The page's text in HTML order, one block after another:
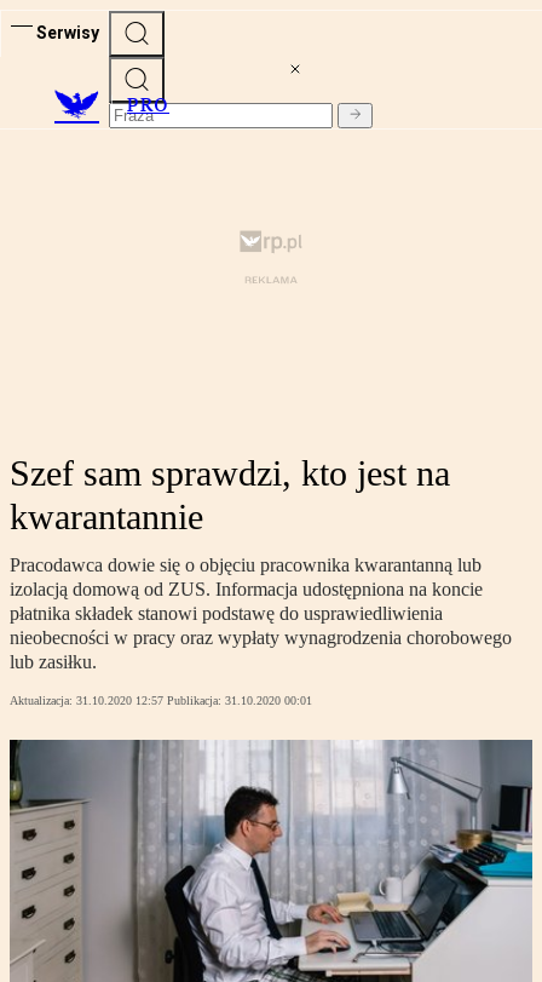
Serwisy
PRO
Szef sam sprawdzi, kto jest na
kwarantannie
Pracodawca dowie się o objęciu pracownika kwarantanną lub
izolacją domową od ZUS. Informacja udostępniona na koncie
płatnika składek stanowi podstawę do usprawiedliwienia
nieobecności w pracy oraz wypłaty wynagrodzenia chorobowego
lub zasiłku.
Aktualizacja: 31.10.2020 12:57 Publikacja: 31.10.2020 00:01